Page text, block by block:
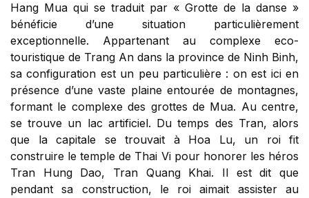
Hang Mua qui se traduit par « Grotte de la danse »
bénéficie d’une situation particulièrement
exceptionnelle. Appartenant au complexe eco-
touristique de Trang An dans la province de Ninh Binh,
sa configuration est un peu particulière : on est ici en
présence d’une vaste plaine entourée de montagnes,
formant le complexe des grottes de Mua. Au centre,
se trouve un lac artificiel. Du temps des Tran, alors
que la capitale se trouvait à Hoa Lu, un roi fit
construire le temple de Thai Vi pour honorer les héros
Tran Hung Dao, Tran Quang Khai. Il est dit que
pendant sa construction, le roi aimait assister au